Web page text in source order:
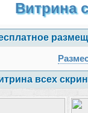
Витрина
всех